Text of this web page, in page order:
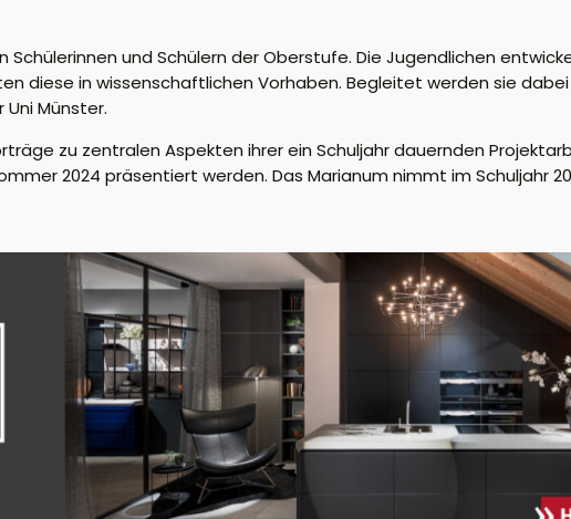
und Schülern der Oberstufe. Die Jugendlichen
diese in wissenschaftlichen Vorhaben. Begleitet werden sie dabei
Münster.
zu zentralen Aspekten ihrerein Schuljahrdauernden
2024 präsentiert werden. Das Marianum nimmt im Schuljahr